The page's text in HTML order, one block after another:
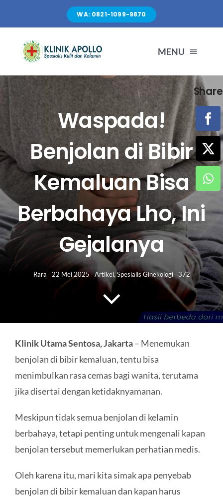
content
WA: 0821-1099-9870
MENU
TENTANG KAMI
LAYANAN
FASILITAS
ARTIKEL
HUBUNGI KAMI
Search
for:
Waspada!
Benjolan di Bibir
Kemaluan Bisa
Berbahaya Lho, Ini
Gejalanya
Rara 22 Mei 2025 Artikel,Spesialis Ginekologi 372
Klinik Utama Sentosa, Jakarta– Menemukan
benjolan di bibir kemaluan, tentu bisa
menimbulkan rasa cemas bagi wanita, terutama
jika disertai dengan ketidaknyamanan.
Meskipun tidak semua benjolan di kelamin
berbahaya, tetapi penting untuk mengenali kapan
benjolan tersebut memerlukan perhatian medis.
Oleh karena itu, mari kita simak apa penyebab
benjolan di bibir kemaluan dan kapan harus
Share